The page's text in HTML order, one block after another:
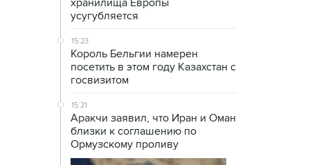
усугубляется
15:23
Король Бельгии намерен
посетить в этом году Казахстан с
госвизитом
15:21
Аракчи заявил, что Иран и Оман
близки к соглашению по
Ормузскому проливу